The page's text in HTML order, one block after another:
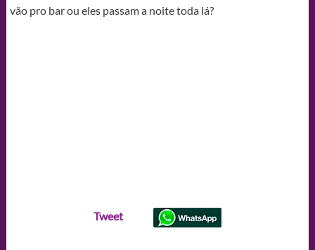
vão pro bar ou eles passam a noite toda lá?
Tweet